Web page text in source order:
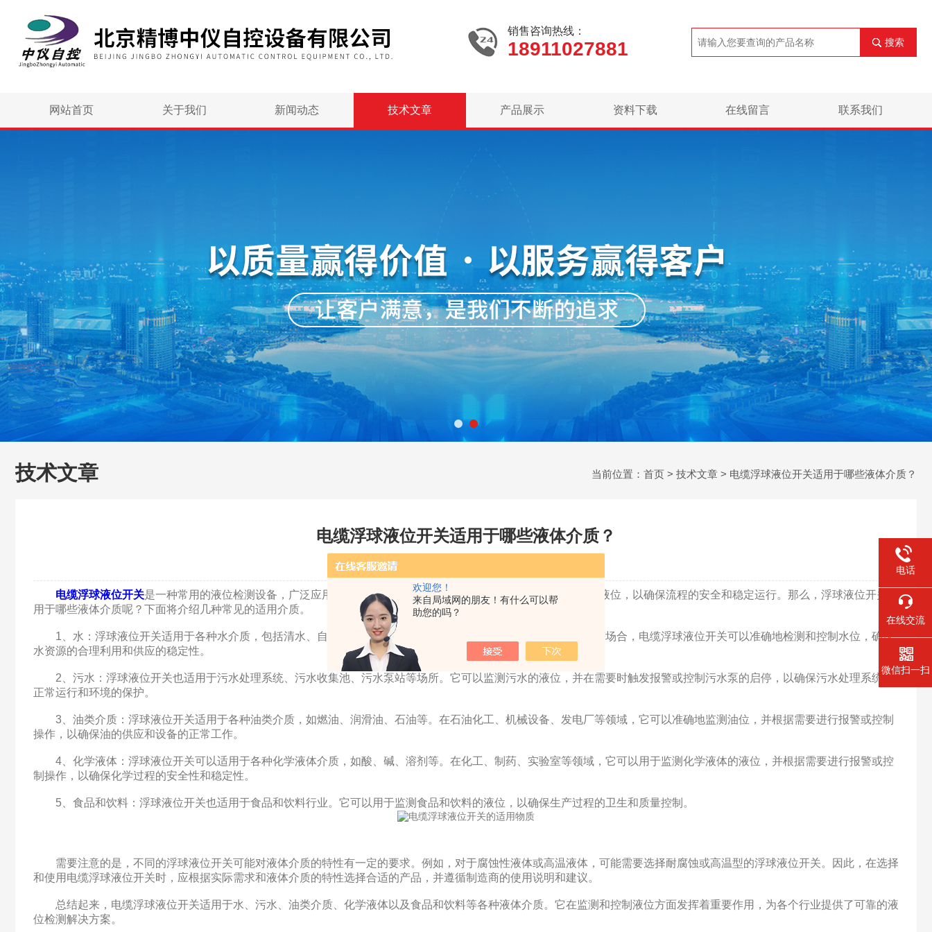
欢迎您！
来自局域网的朋友！有什么可以帮
助您的吗？
销售咨询热线：
18911027881 搜索
网站首页 关于我们 新闻动态 技术文章 产品展示 资料下载 在线留言 联系我们
技术文章 当前位置： 首页 > 技术文章 > 电缆浮球液位开关适用于哪些液体介质？
电缆浮球液位开关适用于哪些液体介质？
更新时间：2023-08-16 | 点击率：1299
电缆浮球液位开关是一种常用的液位检测设备，广泛应用于各个行业和领域。它可以用于监测和控制液体介质的液位，以确保流程的安全和稳定运行。那么，浮球液位开关适
用于哪些液体介质呢？下面将介绍几种常见的适用介质。
1、水：浮球液位开关适用于各种水介质，包括清水、自来水、工业用水等。在水处理、供水系统、水箱、水池等场合，电缆浮球液位开关可以准确地检测和控制水位，确保
水资源的合理利用和供应的稳定性。
2、污水：浮球液位开关也适用于污水处理系统、污水收集池、污水泵站等场所。它可以监测污水的液位，并在需要时触发报警或控制污水泵的启停，以确保污水处理系统的
正常运行和环境的保护。
3、油类介质：浮球液位开关适用于各种油类介质，如燃油、润滑油、石油等。在石油化工、机械设备、发电厂等领域，它可以准确地监测油位，并根据需要进行报警或控制
操作，以确保油的供应和设备的正常工作。
4、化学液体：浮球液位开关可以适用于各种化学液体介质，如酸、碱、溶剂等。在化工、制药、实验室等领域，它可以用于监测化学液体的液位，并根据需要进行报警或控
制操作，以确保化学过程的安全性和稳定性。
5、食品和饮料：浮球液位开关也适用于食品和饮料行业。它可以用于监测食品和饮料的液位，以确保生产过程的卫生和质量控制。
需要注意的是，不同的浮球液位开关可能对液体介质的特性有一定的要求。例如，对于腐蚀性液体或高温液体，可能需要选择耐腐蚀或高温型的浮球液位开关。因此，在选择
和使用电缆浮球液位开关时，应根据实际需求和液体介质的特性选择合适的产品，并遵循制造商的使用说明和建议。
总结起来，电缆浮球液位开关适用于水、污水、油类介质、化学液体以及食品和饮料等各种液体介质。它在监测和控制液位方面发挥着重要作用，为各个行业提供了可靠的液
位检测解决方案。
电话
在线交流
微信扫一扫